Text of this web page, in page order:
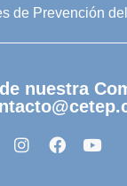
de Prevención
nuestra